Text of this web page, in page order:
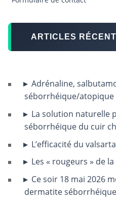
ARTICLES
Adrénaline,
séborrhéique/atopique
La solution naturelle
séborrhéique du cuir
L’efficacité du
Les « rougeurs » de
Ce soir 18 mai 2026
dermatite